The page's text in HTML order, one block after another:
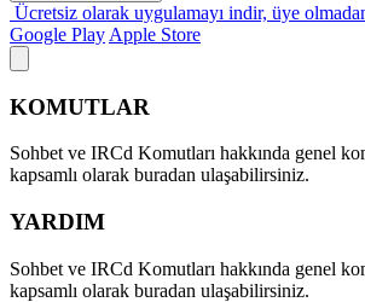
Ücretsiz olarak uygulamayı indir, üye
Google Play Apple Store
KOMUTLAR
Sohbet ve IRCd Komutları hakkında genel
kapsamlı olarak buradan ulaşabilirsiniz.
YARDIM
Sohbet ve IRCd Komutları hakkında genel
kapsamlı olarak buradan ulaşabilirsiniz.